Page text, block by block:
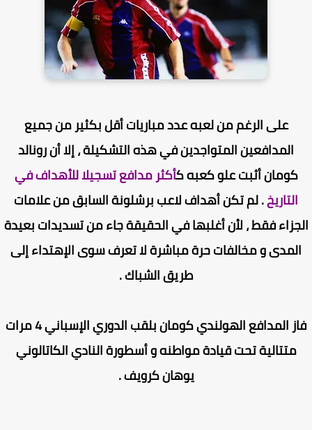
على الرغم من لعبه عدد مباريات أقل بكثير من جميع
المدافعين المتواجدين في هذه التشكيلة ، إلا أن رونالد
كومان أثبت علو كعبه كأكثر مدافع تسجيلا للأهداف في
التاريخ. لم تكن أهداف لاعب برشلونة السابق من علامات
فقط ، لأن أغلبها في الحقيقة جاء من تسديدات بعيدة
و مخالفات حرة مباشرة لا تعرف سوى الإهتداء إلى
طريق الشباك .
فاز المدافع الهولندي كومان بلقب الدوري الإسباني 4 مرات
متتالية تحت قيادة مواطنه و أسطورة النادي الكاتالوني
يوهان كرويف .